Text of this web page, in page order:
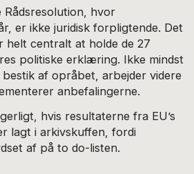
hvor
er ikke juridisk forpligtende. Det
helt centralt at holde de 27
politiske erklæring. Ikke mindst
af opråbet, arbejder videre
anbefalingerne.
hvis resultaterne fra EU’s
lagt i arkivskuffen, fordi
af på to do-listen.